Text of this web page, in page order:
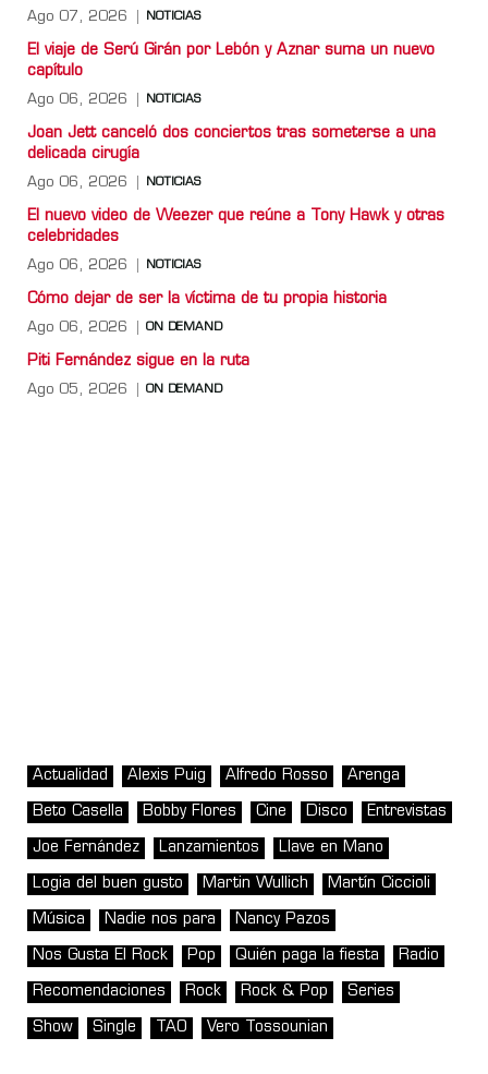
Ago 07, 2026 NOTICIAS
El viaje de Serú Girán por Lebón y Aznar suma un nuevo
capítulo
Ago 06, 2026 NOTICIAS
Joan Jett canceló dos conciertos tras someterse a una
delicada cirugía
Ago 06, 2026 NOTICIAS
El nuevo video de Weezer que reúne a Tony Hawk y otras
celebridades
Ago 06, 2026 NOTICIAS
Cómo dejar de ser la víctima de tu propia historia
Ago 06, 2026 ON DEMAND
Piti Fernández sigue en la ruta
Ago 05, 2026 ON DEMAND
Actualidad Alexis Puig Alfredo Rosso Arenga
Beto Casella Bobby Flores Cine Disco Entrevistas
Joe Fernández Lanzamientos Llave en Mano
Logia del buen gusto Martin Wullich Martín Ciccioli
Música Nadie nos para Nancy Pazos
Nos Gusta El Rock Pop Quién paga la fiesta Radio
Recomendaciones Rock Rock & Pop Series
Show Single TAO Vero Tossounian